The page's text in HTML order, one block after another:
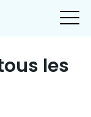
les